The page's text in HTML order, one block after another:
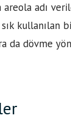
areola adı
sık kullanılan
da dövme